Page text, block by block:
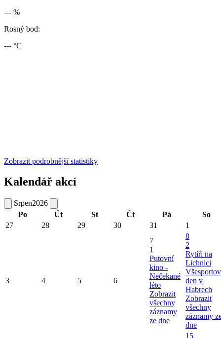
--- %
Rosný bod:
--- °C
Zobrazit podrobnější statistiky
Kalendář akcí
Srpen2026
Po
Út St Čt Pá
So
27
28 29 30 31 1
3 4 5 6
7
1
Putovní
kino -
Nečekané
léto
Zobrazit
všechny
záznamy
ze dne
8
2
Rytíři na
Lichnici
den v
Habrech
Zobrazit
všechny
záznamy
dne
15